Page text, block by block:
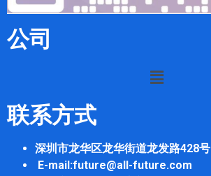
公司
联系方式
深圳市龙华区龙华街道龙发路428号
E-mail:future@all-future.com